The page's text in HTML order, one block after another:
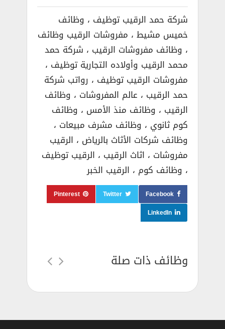
شركة حمد الرقيب توظيف ، وظائف
خميس مشيط ، مفروشات الرقيب وظائف
، وظائف مفروشات الرقيب ، شركة حمد
محمد الرقيب وأولاده التجارية توظيف ،
مفروشات الرقيب توظيف ، رواتب شركة
حمد الرقيب ، عالم المفروشات ، وظائف
الرقيب ، وظائف منذ الأمس ، وظائف
كوم ثانوي ، وظائف مشرف مبيعات ،
وظائف شركات الأثاث بالرياض ، الرقيب
مفروشات ، اثاث الرقيب ، الرقيب توظيف
، وظائف كوم ، الرقيب الخبر
Facebook
Twitter
Pinterest
LinkedIn
وظائف ذات صلة